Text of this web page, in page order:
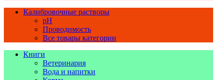
Калибровочные растворы
pH
Проводимость
Все товары категории
Книги
Ветеринария
Вода и напитки